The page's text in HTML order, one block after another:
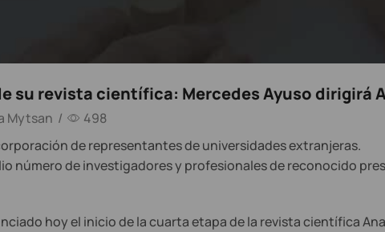
su revista científica: Mercedes Ayuso dirigirá
Mytsan /
498
de representantes de universidades extranjeras.
número de investigadores y profesionales de reconocido
hoy el inicio de la cuarta etapa de la revista científica